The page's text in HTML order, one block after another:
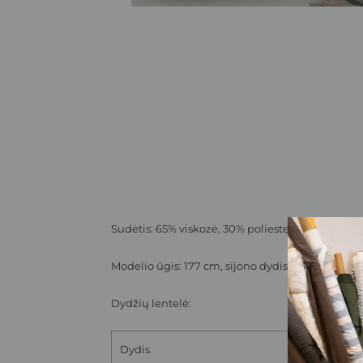
Sudėtis: 65% viskozė, 30% poliesteris, 5%
Modelio ūgis: 177 cm, sijono dydis M/L
Dydžių lentelė:
Dydis